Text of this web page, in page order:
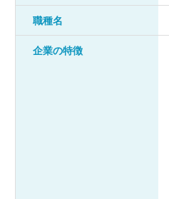
職種名
企業の特徴